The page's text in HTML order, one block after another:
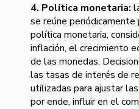
4. Política monetaria:
se reúne periódicamente
política monetaria,
inflación, el crecimiento
de las monedas.
las tasas de interés de
utilizadas para ajustar
por ende, influir en el